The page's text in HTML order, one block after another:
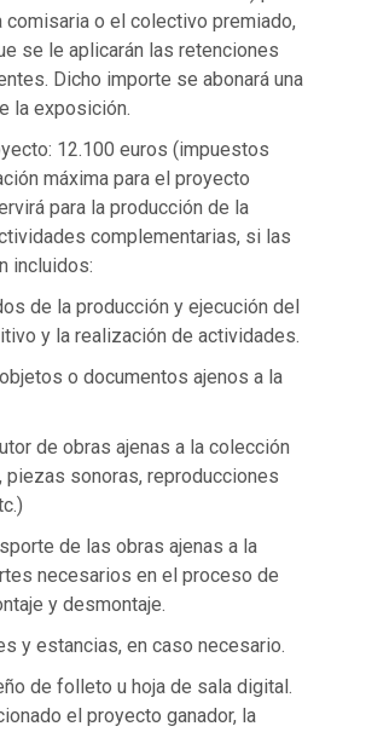
comisaria o el colectivo premiado,
se le aplicarán las retenciones
Dicho importe se abonará una
la exposición.
12.100 euros (impuestos
máxima para el proyecto
para la producción de la
complementarias, si las
incluidos:
de la producción y ejecución del
y la realización de actividades.
o documentos ajenos a la
de obras ajenas a la colección
piezas sonoras, reproducciones
de las obras ajenas a la
necesarios en el proceso de
y desmontaje.
y estancias, en caso necesario.
de folleto u hoja de sala digital.
el proyecto ganador, la